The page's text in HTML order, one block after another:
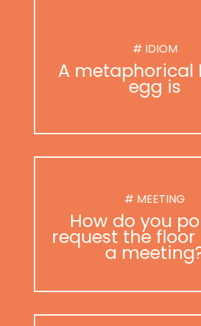
# IDIOM
A metaphorical
egg is
# MEETING
How do you
request the
a